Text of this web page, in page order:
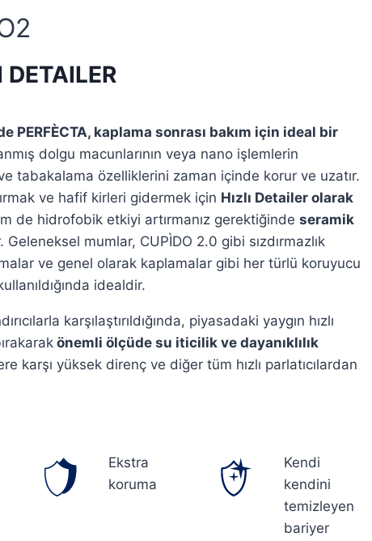
PERFÈCTA, kaplama sonrası bakım için ideal bir
dolgu macunlarının veya nano işlemlerin
tabakalama özelliklerini zaman içinde korur ve uzatır.
ve hafif kirleri gidermek için Hızlı Detailer olarak
de hidrofobik etkiyi artırmanız gerektiğinde seramik
Geleneksel mumlar, CUPÌDO 2.0 gibi sızdırmazlık
ve genel olarak kaplamalar gibi her türlü koruyucu
idealdir.
karşılaştırıldığında, piyasadaki yaygın hızlı
önemli ölçüde su iticilik ve dayanıklılık
karşı yüksek direnç ve diğer tüm hızlı parlatıcılardan
Ekstra
koruma
Kendi
kendini
temizleyen
bariyer